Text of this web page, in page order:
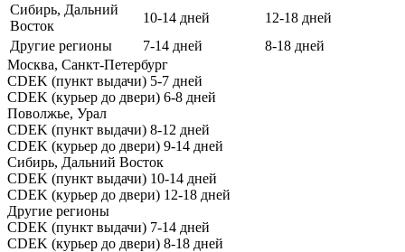
Сибирь, Дальний
Восток
10-14 дней
12-18 дней
Другие регионы
7-14 дней
8-18 дней
Москва, Санкт-Петербург
CDEK (пункт выдачи) 5-7 дней
CDEK (курьер до двери) 6-8 дней
Поволжье, Урал
CDEK (пункт выдачи) 8-12 дней
CDEK (курьер до двери) 9-14 дней
Сибирь, Дальний Восток
CDEK (пункт выдачи) 10-14 дней
CDEK (курьер до двери) 12-18 дней
Другие регионы
CDEK (пункт выдачи) 7-14 дней
CDEK (курьер до двери) 8-18 дней